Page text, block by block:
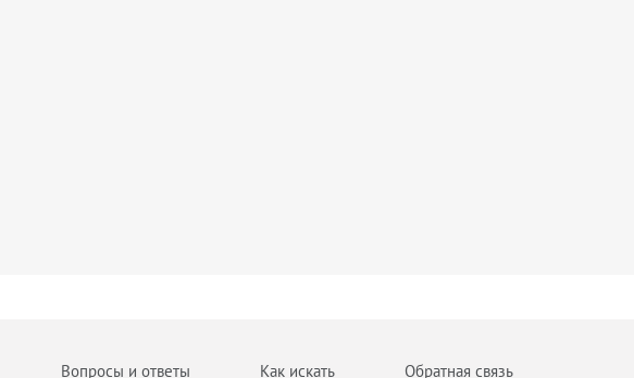
Вопросы и ответы Как искать Обратная связь